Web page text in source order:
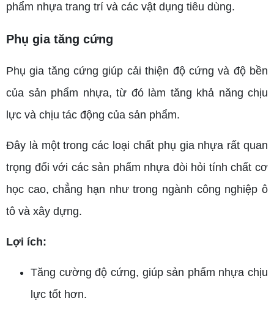
phẩm nhựa trang trí và các vật dụng tiêu dùng.
Phụ gia tăng cứng
Phụ gia tăng cứng giúp cải thiện độ cứng và độ bền
của sản phẩm nhựa, từ đó làm tăng khả năng chịu
lực và chịu tác động của sản phẩm.
Đây là một trong các loại chất phụ gia nhựa rất quan
trọng đối với các sản phẩm nhựa đòi hỏi tính chất cơ
học cao, chẳng hạn như trong ngành công nghiệp ô
tô và xây dựng.
Lợi ích:
Tăng cường độ cứng, giúp sản phẩm nhựa chịu
lực tốt hơn.